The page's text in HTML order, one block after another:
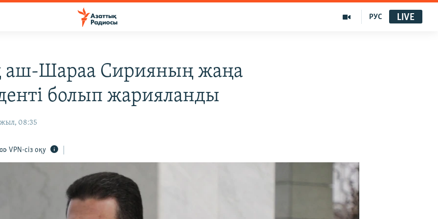
РУС LIVE
аш-Шараа Сирияның жаңа
болып жарияланды
08:35
VPN-сіз оқу